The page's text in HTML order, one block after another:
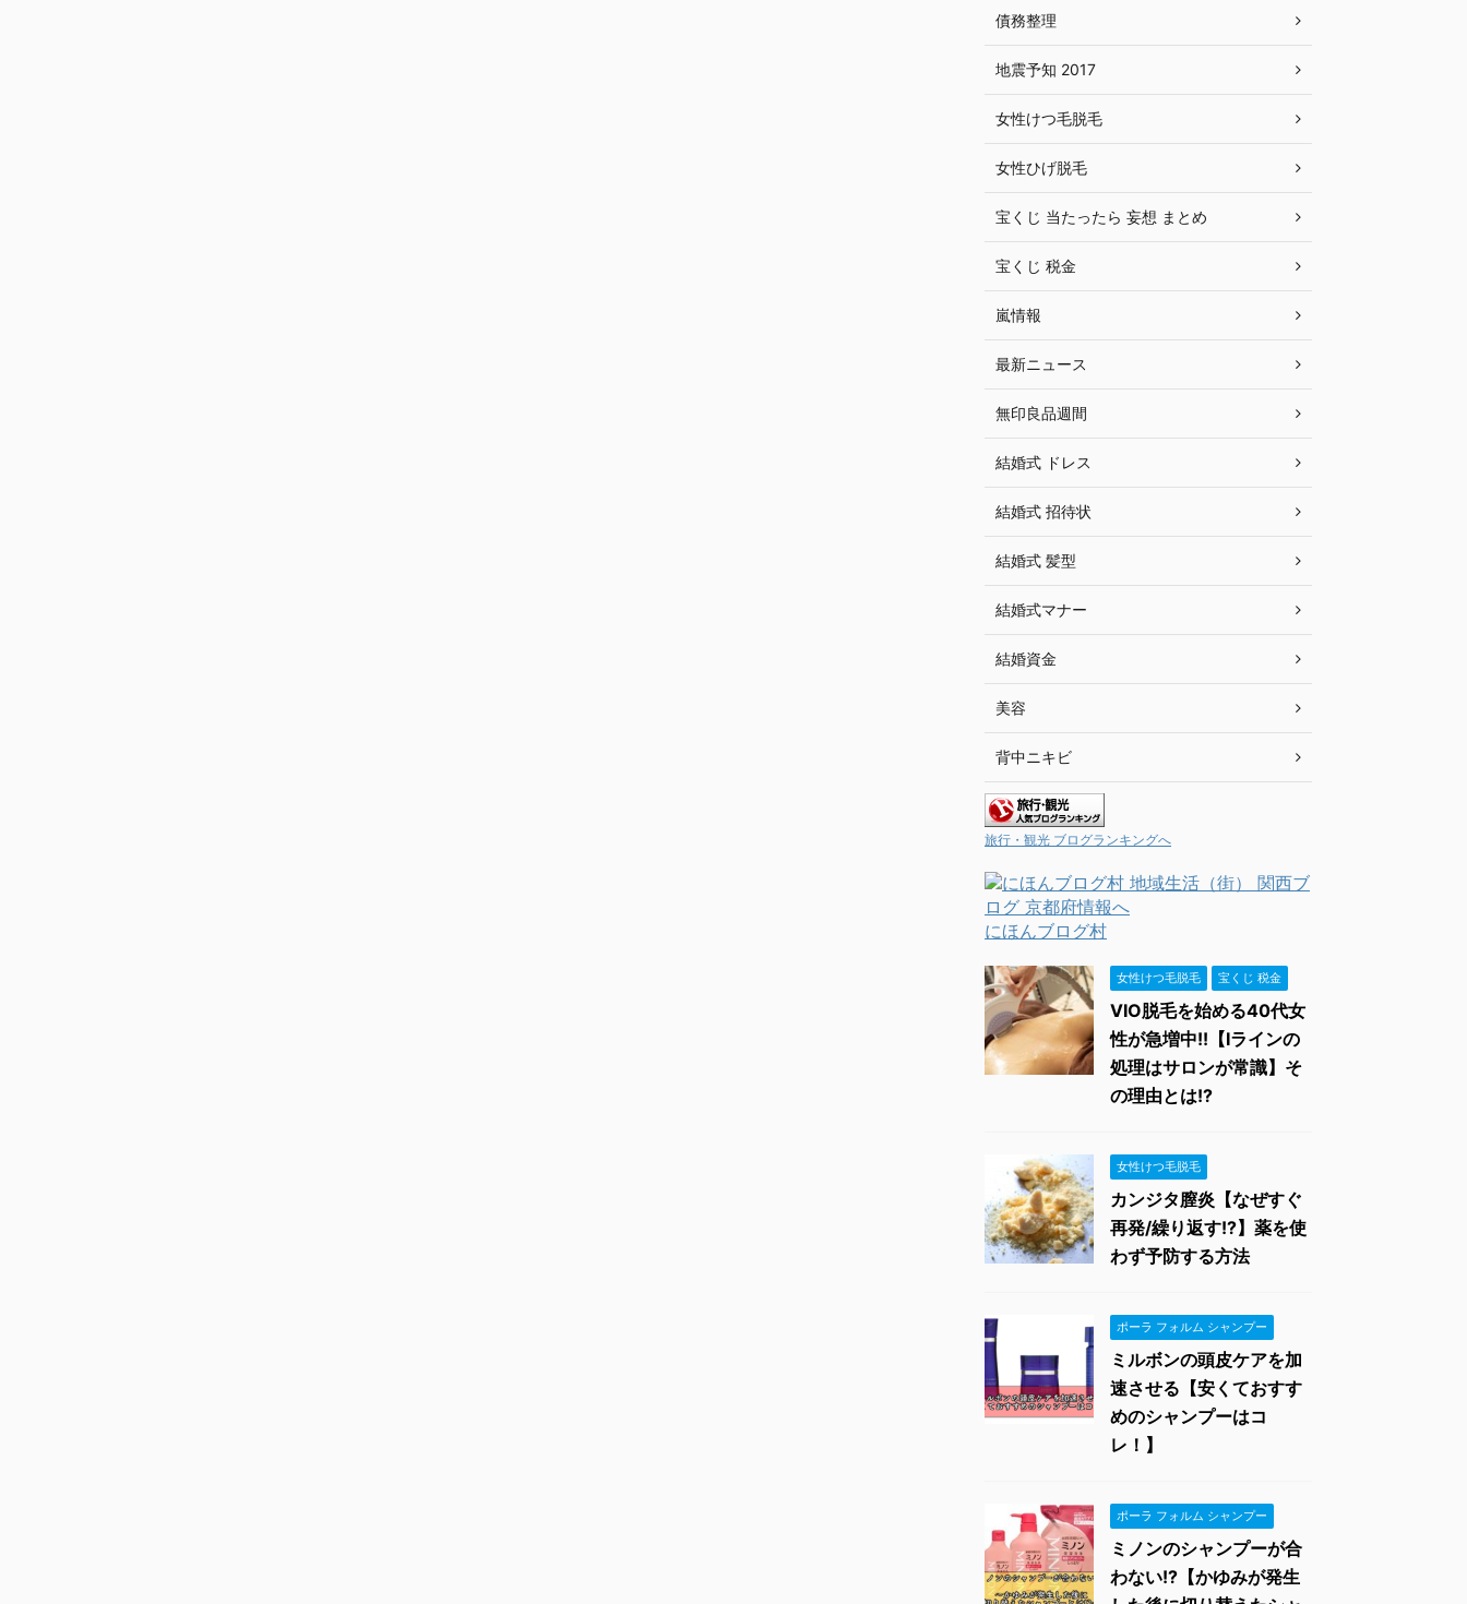
債務整理
地震予知 2017
女性けつ毛脱毛
女性ひげ脱毛
宝くじ 当たったら 妄想 まとめ
宝くじ 税金
嵐情報
最新ニュース
無印良品週間
結婚式 ドレス
結婚式 招待状
結婚式 髪型
結婚式マナー
結婚資金
美容
背中ニキビ
旅行・観光 ブログランキングへ
にほんブログ村
女性けつ毛脱毛 宝くじ 税金
VIO脱毛を始める40代女
性が急増中!!【Iラインの
処理はサロンが常識】そ
の理由とは!?
女性けつ毛脱毛
カンジタ膣炎【なぜすぐ
再発/繰り返す!?】薬を使
わず予防する方法
ポーラ フォルム シャンプー
ミルボンの頭皮ケアを加
速させる【安くておすす
めのシャンプーはコ
レ！】
ポーラ フォルム シャンプー
ミノンのシャンプーが合
わない!?【かゆみが発生